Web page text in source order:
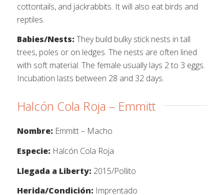
cottontails, and jackrabbits. It will also eat birds and
reptiles.
Babies/Nests: They build bulky stick nests in tall
trees, poles or on ledges. The nests are often lined
with soft material. The female usually lays 2 to 3 eggs.
Incubation lasts between 28 and 32 days.
Halcón Cola Roja – Emmitt
Nombre: Emmitt – Macho
Especie: Halcón Cola Roja
Llegada a Liberty: 2015/Pollito
Herida/Condición: Imprentado